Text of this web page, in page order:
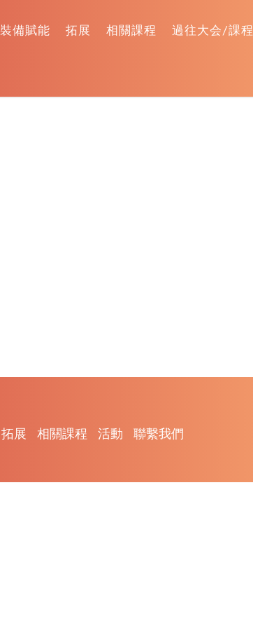
裝備賦能 拓展 相關課程 過往大会/課程
拓展 相關課程 活動 聯繫我們